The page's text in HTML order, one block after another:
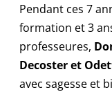
Pendant ces 7
formation et 3
professeures,
Decoster et
avec sagesse et